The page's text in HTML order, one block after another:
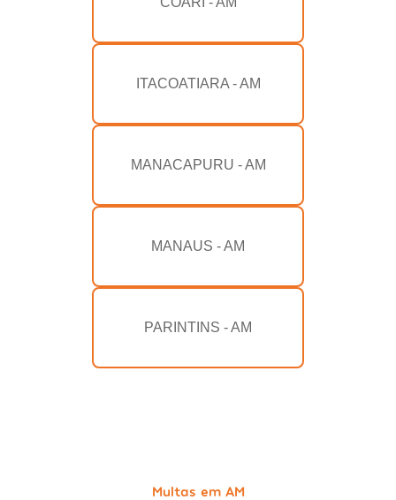
ITACOATIARA - AM
MANACAPURU - AM
MANAUS - AM
PARINTINS - AM
Multas em AM